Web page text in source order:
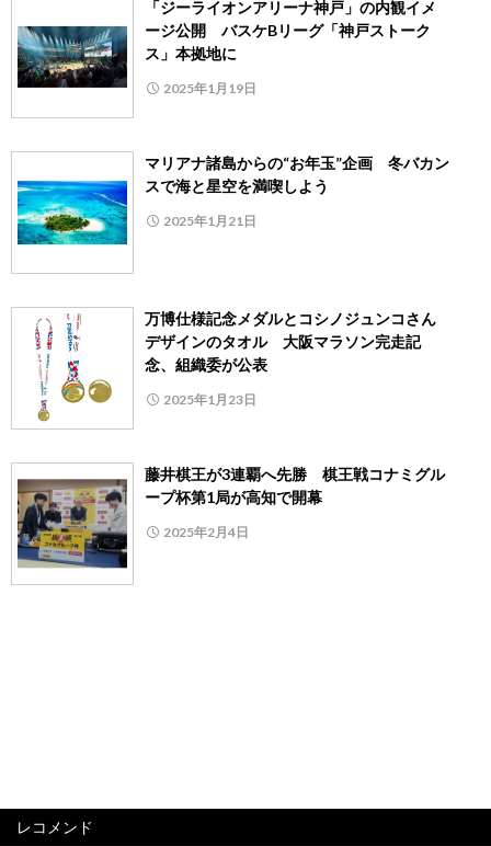
「ジーライオンアリーナ神戸」の内観イメ
ージ公開 バスケBリーグ「神戸ストーク
ス」本拠地に
2025年1月19日
マリアナ諸島からの“お年玉”企画 冬バカン
スで海と星空を満喫しよう
2025年1月21日
万博仕様記念メダルとコシノジュンコさん
デザインのタオル 大阪マラソン完走記
念、組織委が公表
2025年1月23日
藤井棋王が3連覇へ先勝 棋王戦コナミグル
ープ杯第1局が高知で開幕
2025年2月4日
レコメンド